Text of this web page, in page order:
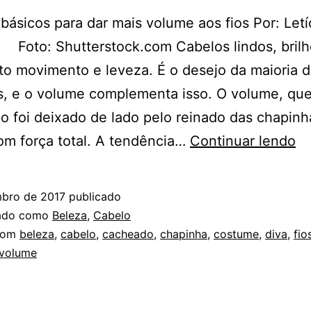
para dar mais volume aos fios Por:
Shutterstock.com Cabelos lindos,
movimento e leveza. É o desejo da maioria
e o volume complementa isso. O volume,
foi deixado de lado pelo reinado das
força total. A tendência… Continuar lendo
de 2017 publicado
como Beleza, Cabelo
beleza, cabelo, cacheado, chapinha, costume, diva,